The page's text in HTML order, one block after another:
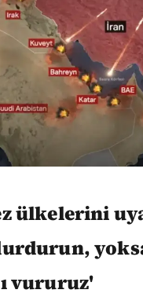
ülkelerini
vururuz'